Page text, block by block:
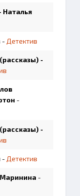
Наталья
- Детектив
-
-
-
- Детектив
-